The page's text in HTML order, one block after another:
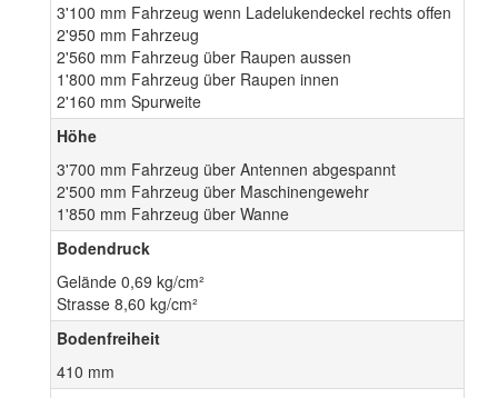
3'100 mm Fahrzeug wenn Ladelukendeckel rechts offen
2'950 mm Fahrzeug
2'560 mm Fahrzeug über Raupen aussen
1'800 mm Fahrzeug über Raupen innen
2'160 mm Spurweite
Höhe
3'700 mm Fahrzeug über Antennen abgespannt
2'500 mm Fahrzeug über Maschinengewehr
1'850 mm Fahrzeug über Wanne
Bodendruck
Gelände 0,69 kg/cm²
Strasse 8,60 kg/cm²
Bodenfreiheit
410 mm